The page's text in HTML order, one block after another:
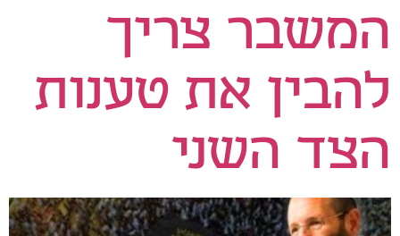
המשבר צריך
להבין את טענות
הצד השני